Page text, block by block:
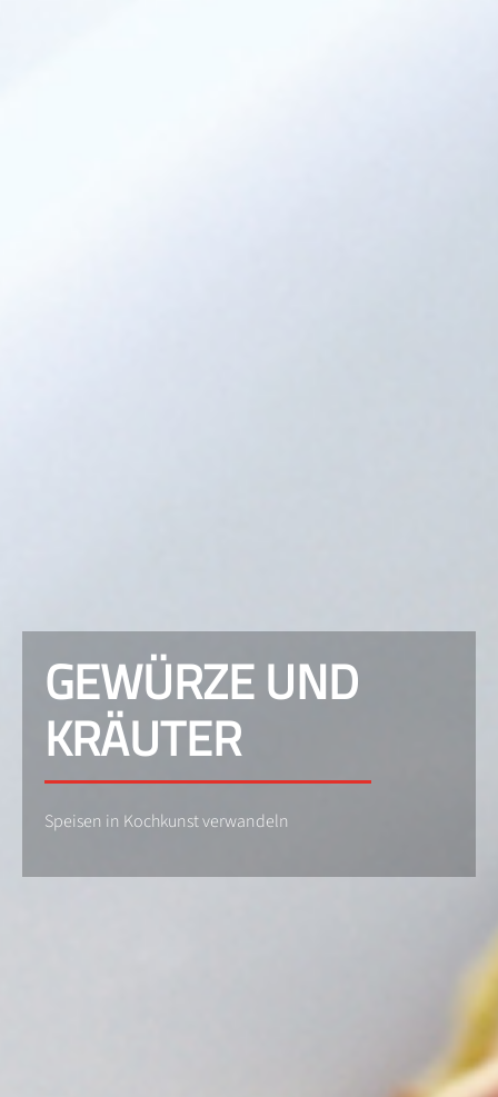
GEWÜRZE UND
KRÄUTER
Speisen in Kochkunst verwandeln